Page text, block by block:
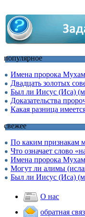
популярное
Имена пророка
Двадцать золотых
Был ли Иисус (Иса)
Доказательства
Какая разница
свежее
По каким признакам
Что означает слово
Имена пророка
Могут ли алимы
Был ли Иисус (Иса)
О нас
обратная